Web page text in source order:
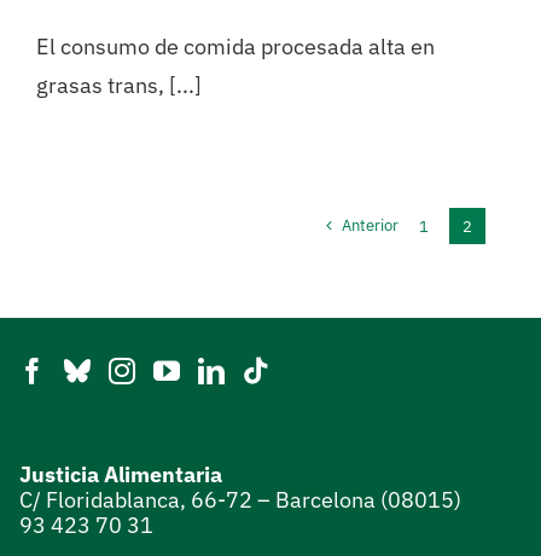
El consumo de comida procesada alta en
grasas trans, [...]
Anterior 1 2
Justicia Alimentaria
C/ Floridablanca, 66-72 – Barcelona (08015)
93 423 70 31